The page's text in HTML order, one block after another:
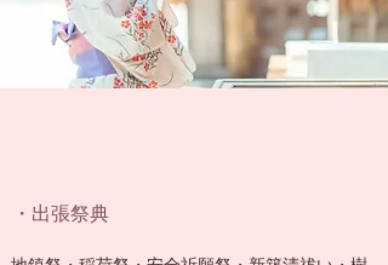
・出張祭典